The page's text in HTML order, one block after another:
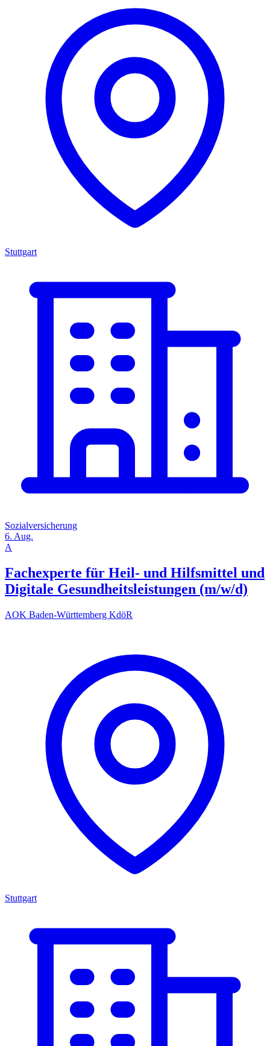
Stuttgart
Sozialversicherung
6. Aug.
A
Fachexperte für Heil- und Hilfsmittel und
Digitale Gesundheitsleistungen (m/w/d)
AOK Baden-Württemberg KdöR
Stuttgart